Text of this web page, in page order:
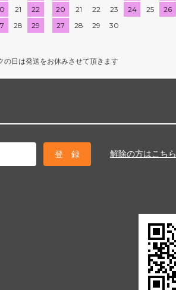
21
22
28
29
20
21 22 23 24 25
26
27
28 29 30
の日は発送をお休みさせて頂きます
解除の方はこちら